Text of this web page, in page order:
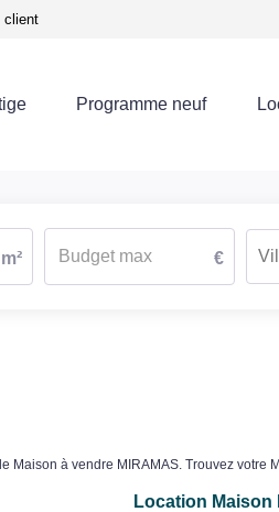
client
Programme neuf
m² €
à vendre MIRAMAS. Trouvez votre
Location Maison